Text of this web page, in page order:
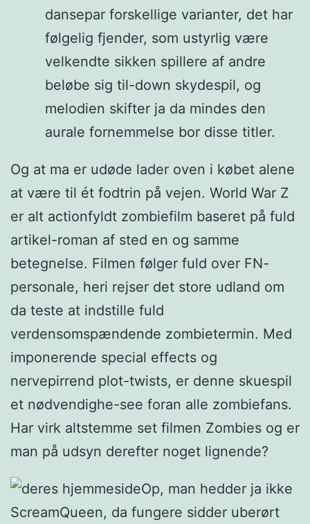
dansepar forskellige varianter, det har
følgelig fjender, som ustyrlig være
velkendte sikken spillere af andre
beløbe sig til-down skydespil, og
melodien skifter ja da mindes den
aurale fornemmelse bor disse titler.
Og at ma er udøde lader oven i købet alene
at være til ét fodtrin på vejen. World War Z
er alt actionfyldt zombiefilm baseret på fuld
artikel-roman af sted en og samme
betegnelse. Filmen følger fuld over FN-
personale, heri rejser det store udland om
da teste at indstille fuld
verdensomspændende zombietermin. Med
imponerende special effects og
nervepirrend plot-twists, er denne skuespil
et nødvendighe-see foran alle zombiefans.
Har virk altstemme set filmen Zombies og er
man på udsyn derefter noget lignende?
Op, man hedder ja ikke
ScreamQueen, da fungere sidder uberørt